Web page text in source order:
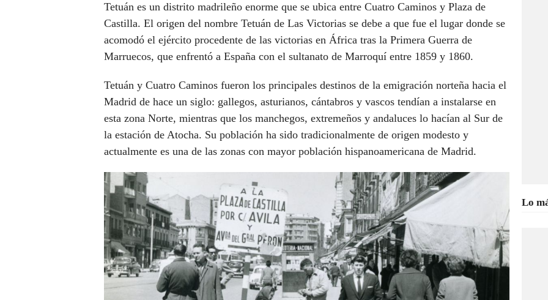
Tetuán es un distrito madrileño enorme que se ubica entre Cuatro Caminos y Plaza de
Castilla. El origen del nombre Tetuán de Las Victorias se debe a que fue el lugar donde se
acomodó el ejército procedente de las victorias en África tras la Primera Guerra de
Marruecos, que enfrentó a España con el sultanato de Marroquí entre 1859 y 1860.
Tetuán y Cuatro Caminos fueron los principales destinos de la emigración norteña hacia el
Madrid de hace un siglo: gallegos, asturianos, cántabros y vascos tendían a instalarse en
esta zona Norte, mientras que los manchegos, extremeños y andaluces lo hacían al Sur de
la estación de Atocha. Su población ha sido tradicionalmente de origen modesto y
actualmente es una de las zonas con mayor población hispanoamericana de Madrid.
Lo